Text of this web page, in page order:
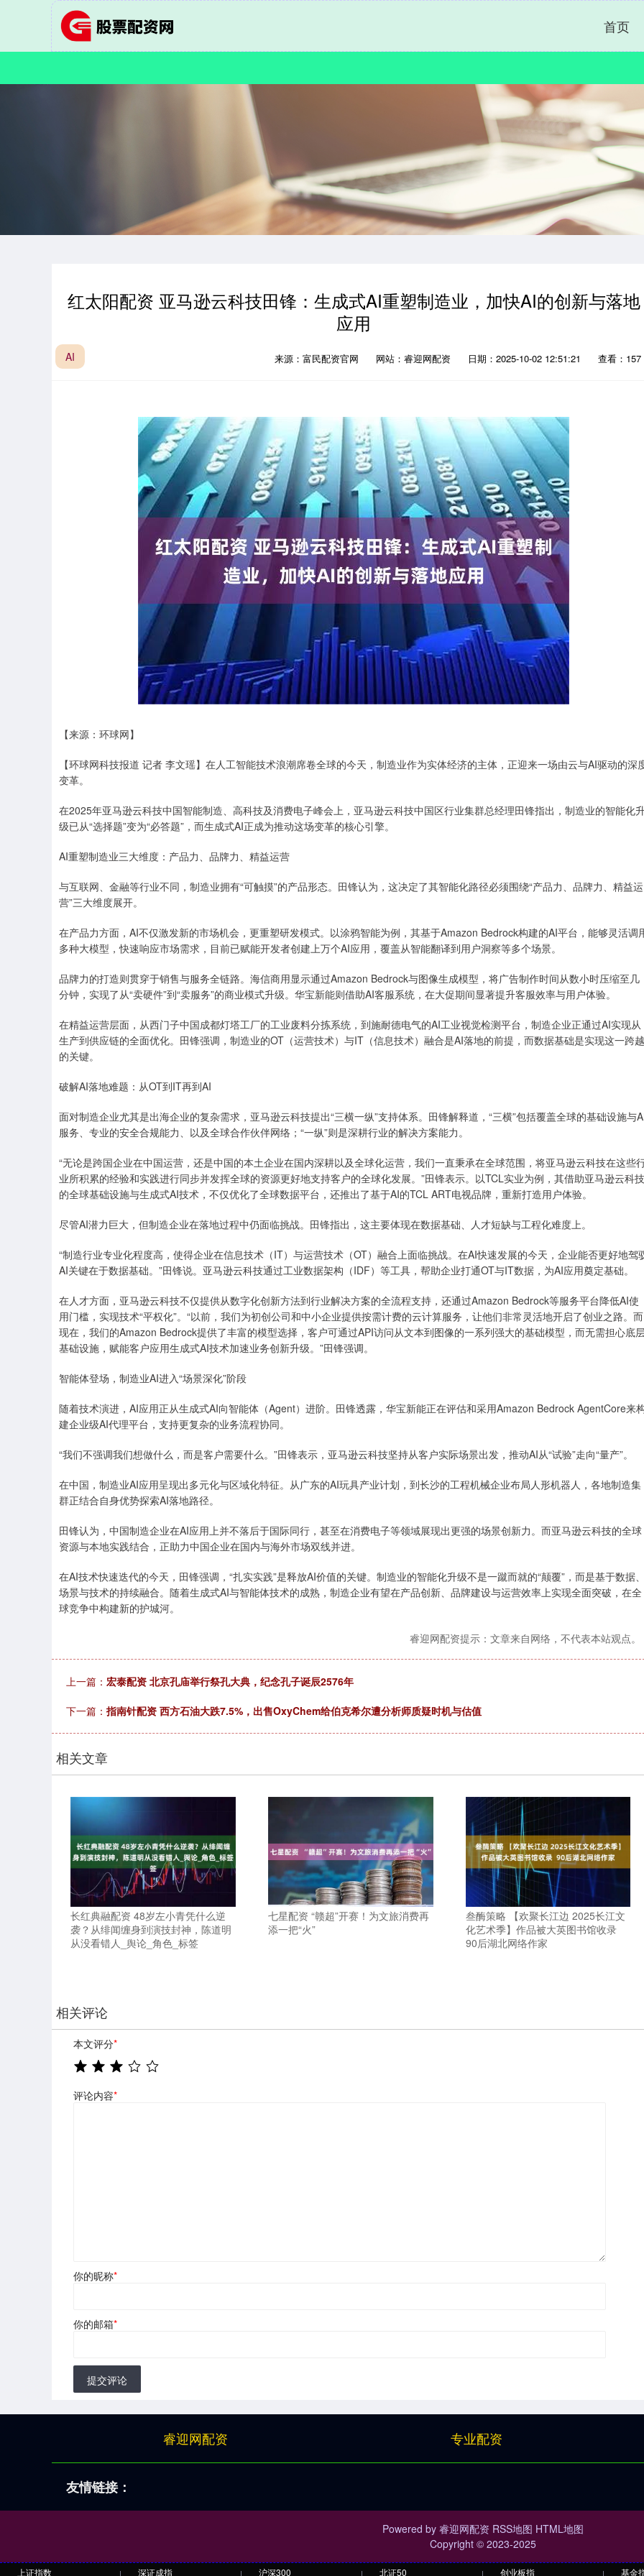
首页
红太阳配资 亚马逊云科技田锋：生成式AI重塑制造业，加快AI的创新与落地
应用
AI 来源：富民配资官网 网站：睿迎网配资 日期：2025-10-02 12:51:21 查看：157
【来源：环球网】
【环球网科技报道 记者 李文瑶】在人工智能技术浪潮席卷全球的今天，制造业作为实体经济的主体，正迎来一场由云与AI驱动的深
变革。
在2025年亚马逊云科技中国智能制造、高科技及消费电子峰会上，亚马逊云科技中国区行业集群总经理田锋指出，制造业的智能化
级已从“选择题”变为“必答题”，而生成式AI正成为推动这场变革的核心引擎。
AI重塑制造业三大维度：产品力、品牌力、精益运营
与互联网、金融等行业不同，制造业拥有“可触摸”的产品形态。田锋认为，这决定了其智能化路径必须围绕“产品力、品牌力、精益运
营”三大维度展开。
在产品力方面，AI不仅激发新的市场机会，更重塑研发模式。以涂鸦智能为例，其基于Amazon Bedrock构建的AI平台，能够灵活调
多种大模型，快速响应市场需求，目前已赋能开发者创建上万个AI应用，覆盖从智能翻译到用户洞察等多个场景。
品牌力的打造则贯穿于销售与服务全链路。海信商用显示通过Amazon Bedrock与图像生成模型，将广告制作时间从数小时压缩至几
分钟，实现了从“卖硬件”到“卖服务”的商业模式升级。华宝新能则借助AI客服系统，在大促期间显著提升客服效率与用户体验。
在精益运营层面，从西门子中国成都灯塔工厂的工业废料分拣系统，到施耐德电气的AI工业视觉检测平台，制造企业正通过AI实现从
生产到供应链的全面优化。田锋强调，制造业的OT（运营技术）与IT（信息技术）融合是AI落地的前提，而数据基础是实现这一跨越
的关键。
破解AI落地难题：从OT到IT再到AI
面对制造企业尤其是出海企业的复杂需求，亚马逊云科技提出“三横一纵”支持体系。田锋解释道，“三横”包括覆盖全球的基础设施与
服务、专业的安全合规能力、以及全球合作伙伴网络；“一纵”则是深耕行业的解决方案能力。
“无论是跨国企业在中国运营，还是中国的本土企业在国内深耕以及全球化运营，我们一直秉承在全球范围，将亚马逊云科技在这些
业所积累的经验和实践进行同步并发挥全球的资源更好地支持客户的全球化发展。”田锋表示。以TCL实业为例，其借助亚马逊云科技
的全球基础设施与生成式AI技术，不仅优化了全球数据平台，还推出了基于AI的TCL ART电视品牌，重新打造用户体验。
尽管AI潜力巨大，但制造企业在落地过程中仍面临挑战。田锋指出，这主要体现在数据基础、人才短缺与工程化难度上。
“制造行业专业化程度高，使得企业在信息技术（IT）与运营技术（OT）融合上面临挑战。在AI快速发展的今天，企业能否更好地驾
AI关键在于数据基础。”田锋说。亚马逊云科技通过工业数据架构（IDF）等工具，帮助企业打通OT与IT数据，为AI应用奠定基础。
在人才方面，亚马逊云科技不仅提供从数字化创新方法到行业解决方案的全流程支持，还通过Amazon Bedrock等服务平台降低AI使
用门槛，实现技术“平权化”。“以前，我们为初创公司和中小企业提供按需计费的云计算服务，让他们非常灵活地开启了创业之路。而
现在，我们的Amazon Bedrock提供了丰富的模型选择，客户可通过API访问从文本到图像的一系列强大的基础模型，而无需担心底
基础设施，赋能客户应用生成式AI技术加速业务创新升级。”田锋强调。
智能体登场，制造业AI进入“场景深化”阶段
随着技术演进，AI应用正从生成式AI向智能体（Agent）进阶。田锋透露，华宝新能正在评估和采用Amazon Bedrock AgentCore来
建企业级AI代理平台，支持更复杂的业务流程协同。
“我们不强调我们想做什么，而是客户需要什么。”田锋表示，亚马逊云科技坚持从客户实际场景出发，推动AI从“试验”走向“量产”。
在中国，制造业AI应用呈现出多元化与区域化特征。从广东的AI玩具产业计划，到长沙的工程机械企业布局人形机器人，各地制造集
群正结合自身优势探索AI落地路径。
田锋认为，中国制造企业在AI应用上并不落后于国际同行，甚至在消费电子等领域展现出更强的场景创新力。而亚马逊云科技的全球
资源与本地实践结合，正助力中国企业在国内与海外市场双线并进。
在AI技术快速迭代的今天，田锋强调，“扎实实践”是释放AI价值的关键。制造业的智能化升级不是一蹴而就的“颠覆”，而是基于数据、
场景与技术的持续融合。随着生成式AI与智能体技术的成熟，制造企业有望在产品创新、品牌建设与运营效率上实现全面突破，在全
球竞争中构建新的护城河。
睿迎网配资提示：文章来自网络，不代表本站观点。
上一篇： 宏泰配资 北京孔庙举行祭孔大典，纪念孔子诞辰2576年
下一篇： 指南针配资 西方石油大跌7.5%，出售OxyChem给伯克希尔遭分析师质疑时机与估值
相关文章
长红典融配资 48岁左小青凭什么逆
袭？从绯闻缠身到演技封神，陈道明
从没看错人_舆论_角色_标签
七星配资 “赣超”开赛！为文旅消费再
添一把“火”
叁酶策略 【欢聚长江边 2025长江文
化艺术季】作品被大英图书馆收录
90后湖北网络作家
相关评论
本文评分*
评论内容*
你的昵称*
你的邮箱*
提交评论
上证指数 深证成指 沪深300 北证50 创业板指 基金
睿迎网配资 专业配资
友情链接：
Powered by 睿迎网配资 RSS地图 HTML地图
Copyright © 2023-2025